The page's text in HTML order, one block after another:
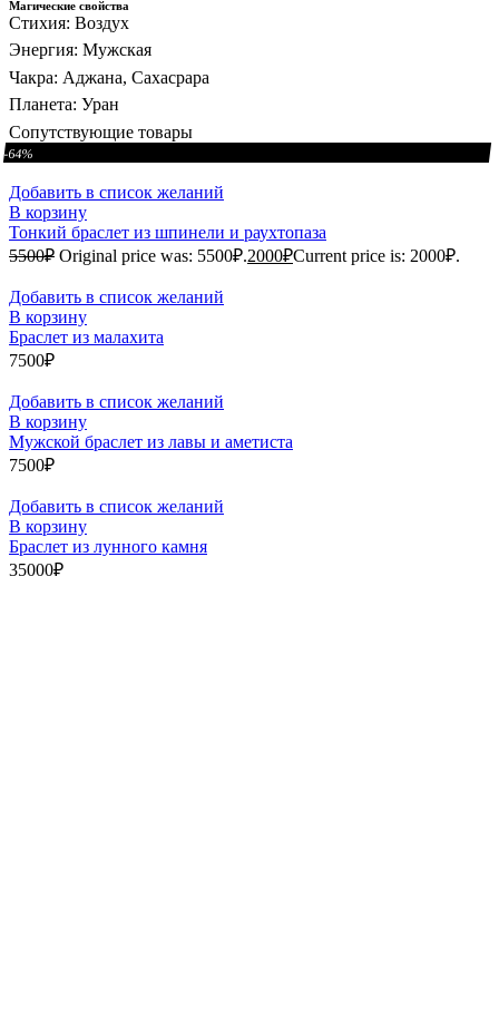
Магические свойства
Стихия: Воздух
Энергия: Мужская
Чакра: Аджана, Сахасрара
Планета: Уран
Сопутствующие товары
-64%
Добавить в список желаний
В корзину
Тонкий браслет из шпинели и раухтопаза
5500₽ Original price was: 5500₽.2000₽Current price is: 2000₽.
Добавить в список желаний
В корзину
Браслет из малахита
7500₽
Добавить в список желаний
В корзину
Мужской браслет из лавы и аметиста
7500₽
Добавить в список желаний
В корзину
Браслет из лунного камня
35000₽